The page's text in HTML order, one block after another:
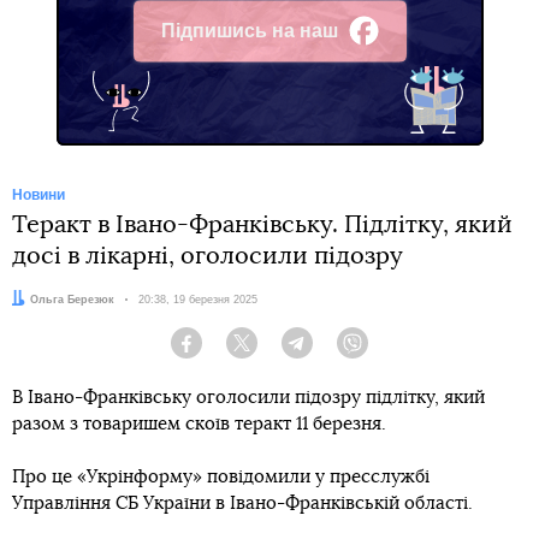
Підпишись на наш
Facebook
Новини
Теракт в Івано-Франківську. Підлітку, який
досі в лікарні, оголосили підозру
Автор:
Ольга Березюк Дата:
20:38, 19 березня 2025
Facebook Twitter Telegram
В Івано-Франківську оголосили підозру підлітку, який
разом з товаришем скоїв теракт 11 березня.
Про це «Укрінформу» повідомили у пресслужбі
Управління СБ України в Івано-Франківській області.